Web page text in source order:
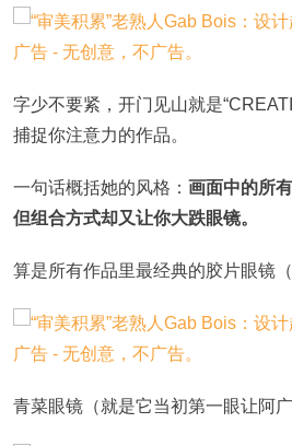
字少不要紧，开门见山就是
捕捉你注意力的作品。
一句话概括她的风格： 画面中的所
但组合方式却又让你大跌眼镜。
算是所有作品里最经典的胶片眼镜
青菜眼镜（就是它当初第一眼让阿